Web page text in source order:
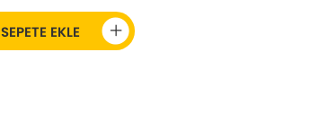
SEPETE EKLE